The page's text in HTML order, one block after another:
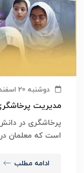
دوشنبه 20 اسفند 1403
مدیریت
پرخاشگری در
است که معلمان
ادامه مطلب